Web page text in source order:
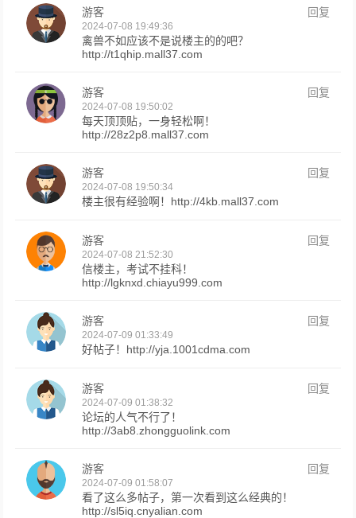
游客 回复
2024-07-08 19:49:36
禽兽不如应该不是说楼主的的吧？
http://t1qhip.mall37.com
游客 回复
2024-07-08 19:50:02
每天顶顶贴，一身轻松啊！
http://28z2p8.mall37.com
游客 回复
2024-07-08 19:50:34
楼主很有经验啊！http://4kb.mall37.com
游客 回复
2024-07-08 21:52:30
信楼主，考试不挂科！
http://lgknxd.chiayu999.com
游客 回复
2024-07-09 01:33:49
好帖子！http://yja.1001cdma.com
游客 回复
2024-07-09 01:38:32
论坛的人气不行了！
http://3ab8.zhongguolink.com
游客 回复
2024-07-09 01:58:07
看了这么多帖子，第一次看到这么经典的！
http://sl5iq.cnyalian.com